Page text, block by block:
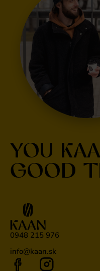
YOU
GOOD
0948 215 976
info@kaan.sk